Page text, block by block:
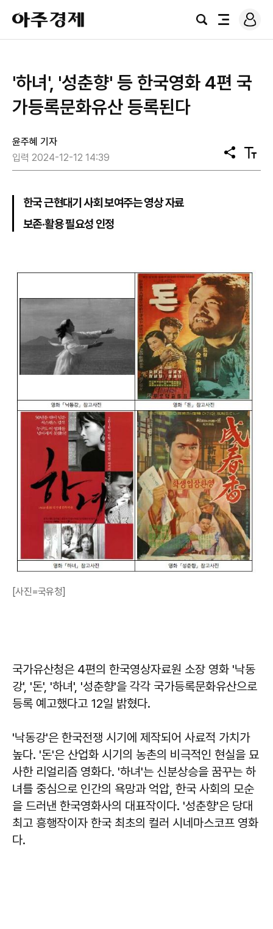
아
주
경
검
전
로
그
'하녀', '성춘향' 등 한국영화 4편 국
가등록문화유산 등록된다
윤주혜 기자
입력 2024-12-12 14:39
공
유
텍
스
한국 근현대기 사회 보여주는 영상 자료
보존·활용 필요성 인정
[사진=국유청]
국가유산청은 4편의 한국영상자료원 소장 영화 '낙동
강', '돈', '하녀', '성춘향'을 각각 국가등록문화유산으로
등록 예고했다고 12일 밝혔다.
'낙동강'은 한국전쟁 시기에 제작되어 사료적 가치가
높다. '돈'은 산업화 시기의 농촌의 비극적인 현실을 묘
사한 리얼리즘 영화다. '하녀'는 신분상승을 꿈꾸는 하
녀를 중심으로 인간의 욕망과 억압, 한국 사회의 모순
을 드러낸 한국영화사의 대표작이다. '성춘향'은 당대
최고 흥행작이자 한국 최초의 컬러 시네마스코프 영화
다.